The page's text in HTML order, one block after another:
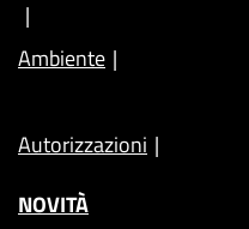
Ambiente
Autorizzazioni
NOVITÀ